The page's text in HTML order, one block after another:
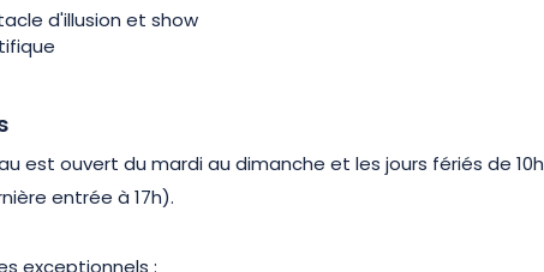
d'illusion et show
est ouvert du mardi au dimanche et les jours fériés de 10h
entrée à 17h).